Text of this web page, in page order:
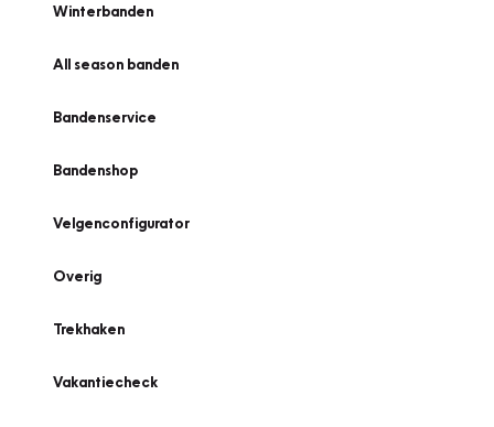
Winterbanden
All season banden
Bandenservice
Bandenshop
Velgenconfigurator
Overig
Trekhaken
Vakantiecheck